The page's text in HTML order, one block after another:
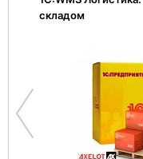
складом